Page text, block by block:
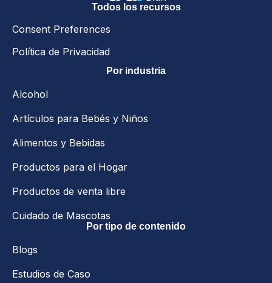
Todos los recursos
Consent Preferences
Política de Privacidad
Por industria
Alcohol
Artículos para Bebés y Niños
Alimentos y Bebidas
Productos para el Hogar
Productos de venta libre
Cuidado de Mascotas
Por tipo de contenido
Blogs
Estudios de Caso